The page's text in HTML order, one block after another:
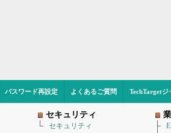
パスワード再設定 よくあるご質問 TechTargetジ
セキュリティ
セキュリティ